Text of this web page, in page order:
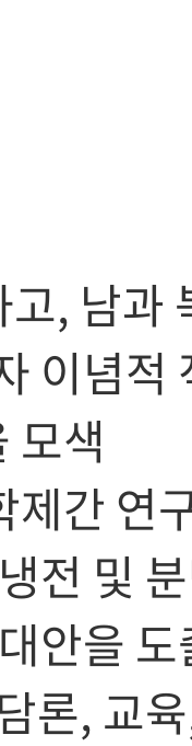
, 남과
이념적
모색
제간 연
전 및
안을 도
론, 교